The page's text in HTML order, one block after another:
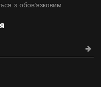
з обов'язковим